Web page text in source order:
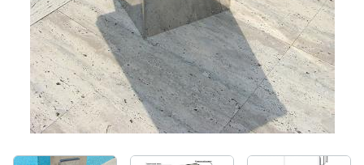
Освітлення басейнів
Сходи, душі і поручні
Атракціони для відпочинку